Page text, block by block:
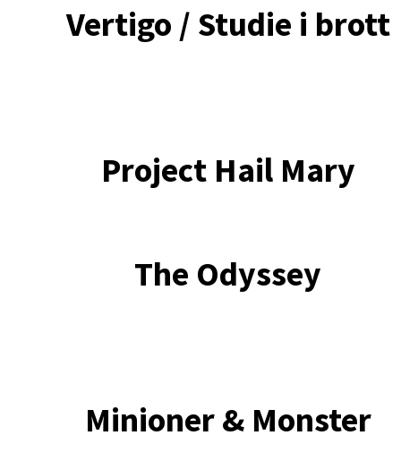
Vertigo / Studie i brott
Project Hail Mary
The Odyssey
Minioner & Monster